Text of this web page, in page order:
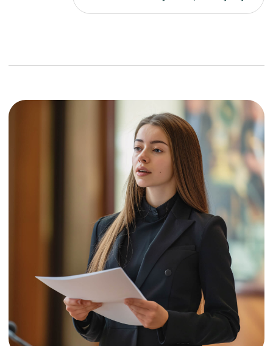
нескольких дней и не требует
длительных судебных процессов.
Реструктуризация